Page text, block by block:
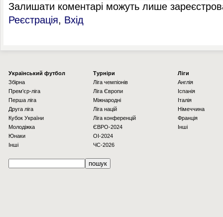
Залишати коментарі можуть лише
Реєстрація, Вхід
Українcький футбол
Збірна
Прем'єр-ліга
Перша ліга
Друга ліга
Кубок України
Молодіжка
Юнаки
Інші
Турніри
Ліга чемпіонів
Ліга Європи
Міжнародні
Ліга націй
Ліга конференцій
ЄВРО-2024
OI-2024
ЧС-2026
Ліги
Англія
Іспанія
Італія
Німеччина
Франція
Інші